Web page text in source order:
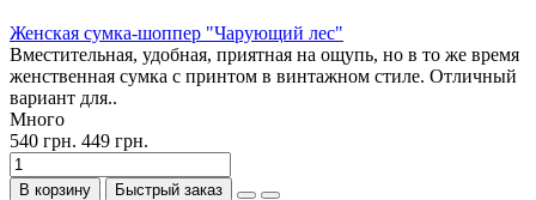
Женская сумка-шоппер "Чарующий лес"
Вместительная, удобная, приятная на ощупь, но в то же время
женственная сумка с принтом в винтажном стиле. Отличный
вариант для..
Много
540 грн. 449 грн.
В корзину Быстрый заказ